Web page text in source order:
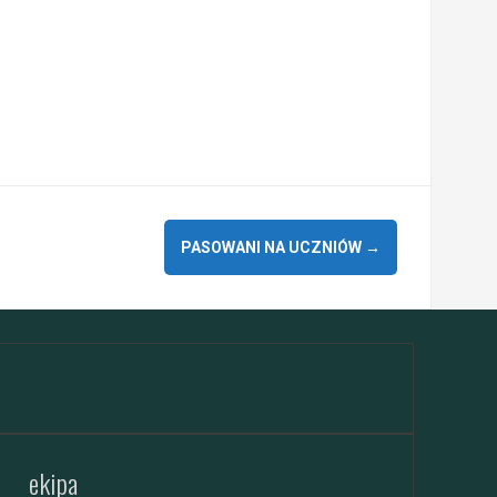
PASOWANI NA UCZNIÓW →
ekipa